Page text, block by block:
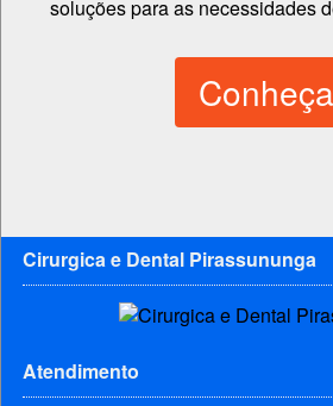
soluções para as necessidades
Conheça
Cirurgica e Dental Pirassununga
Atendimento